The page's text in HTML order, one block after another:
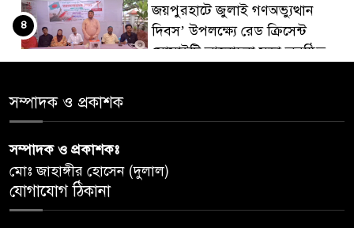
জয়পুরহাটে জুলাই গণঅভ্যুত্থান
দিবস’ উপলক্ষ্যে রেড ক্রিসেন্ট
সোসাইটি আলোচনা সভা অনুষ্ঠিত
৪
দিবস-২০২৬’।
৫
৬
সম্পাদক ও প্রকাশক
সম্পাদক ও প্রকাশকঃ
মোঃ জাহাঙ্গীর হোসেন (দুলাল)
যোগাযোগ ঠিকানা